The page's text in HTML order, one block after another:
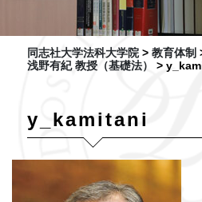
同志社大学法科大学院> 教育体制
浅野有紀 教授（基礎法）
>
y_kamitani